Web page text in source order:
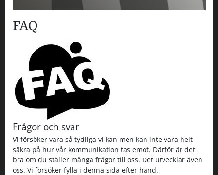
FAQ
Frågor och svar
Vi försöker vara så tydliga vi kan men kan inte vara helt
säkra på hur vår kommunikation tas emot. Därför är det
bra om du ställer många frågor till oss. Det utvecklar även
oss. Vi försöker fylla i denna sida efter hand.